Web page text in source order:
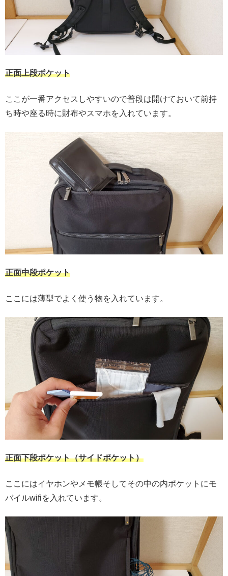
正面上段ポケット
ここが一番アクセスしやすいので普段は開けておいて前持
ち時や座る時に財布やスマホを入れています。
正面中段ポケット
ここには薄型でよく使う物を入れています。
正面下段ポケット（サイドポケット）
ここにはイヤホンやメモ帳そしてその中の内ポケットにモ
バイルwifiを入れています。